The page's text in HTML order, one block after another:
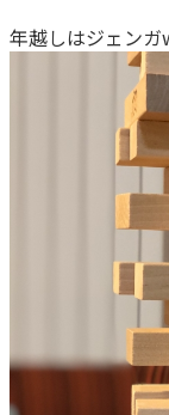
年越しはジェンガ